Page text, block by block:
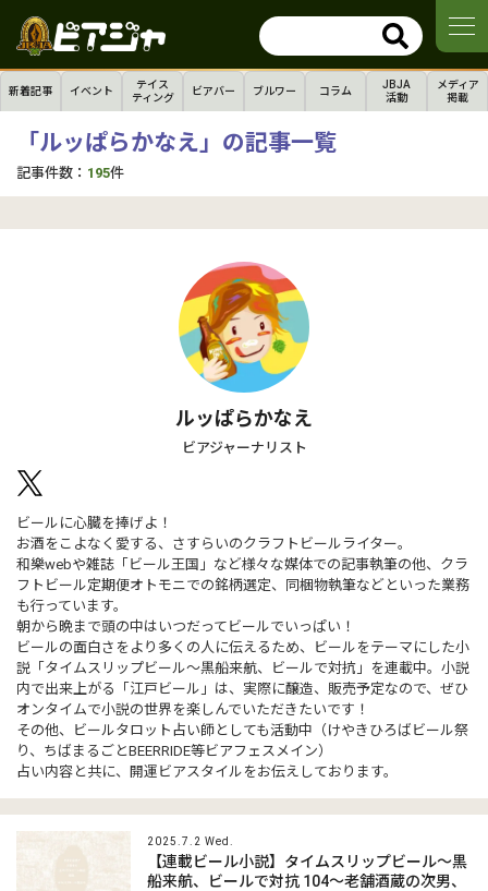
新着記事 イベント
テイス
ティング
ビアバー ブルワー コラム
JBJA
活動
メディア
掲載
「ルッぱらかなえ」の記事一覧
記事件数： 195件
ルッぱらかなえ
ビアジャーナリスト
ビールに心臓を捧げよ！
お酒をこよなく愛する、さすらいのクラフトビールライター。
和樂webや雑誌「ビール王国」など様々な媒体での記事執筆の他、クラ
フトビール定期便オトモニでの銘柄選定、同梱物執筆などといった業務
も行っています。
朝から晩まで頭の中はいつだってビールでいっぱい！
ビールの面白さをより多くの人に伝えるため、ビールをテーマにした小
説「タイムスリップビール～黒船来航、ビールで対抗」を連載中。小説
内で出来上がる「江戸ビール」は、実際に醸造、販売予定なので、ぜひ
オンタイムで小説の世界を楽しんでいただきたいです！
その他、ビールタロット占い師としても活動中（けやきひろばビール祭
り、ちばまるごとBEERRIDE等ビアフェスメイン）
占い内容と共に、開運ビアスタイルをお伝えしております。
2025.7.2 Wed.
【連載ビール小説】タイムスリップビール～黒
船来航、ビールで対抗 104～老舗酒蔵の次男、